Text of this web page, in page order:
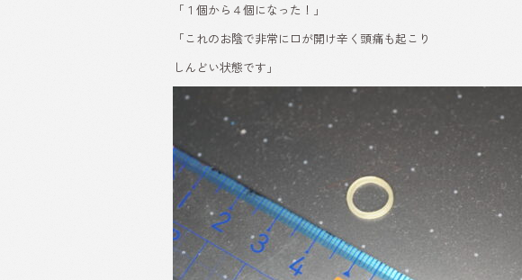
「１個から４個になった！」
「これのお陰で非常に口が開け辛く頭痛も起こり
しんどい状態です」